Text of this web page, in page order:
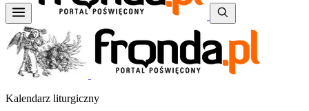
Kalendarz liturgiczny